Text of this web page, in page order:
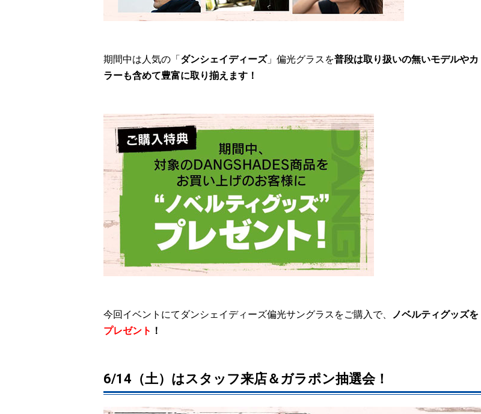
期間中は人気の「ダンシェイディーズ」偏光グラスを普段は取り扱いの無いモデルやカ
ラーも含めて豊富に取り揃えます！
今回イベントにてダンシェイディーズ偏光サングラスをご購入で、
ノベルティグッズを
プレゼント ！
6/14（土）はスタッフ来店＆ガラポン抽選会！